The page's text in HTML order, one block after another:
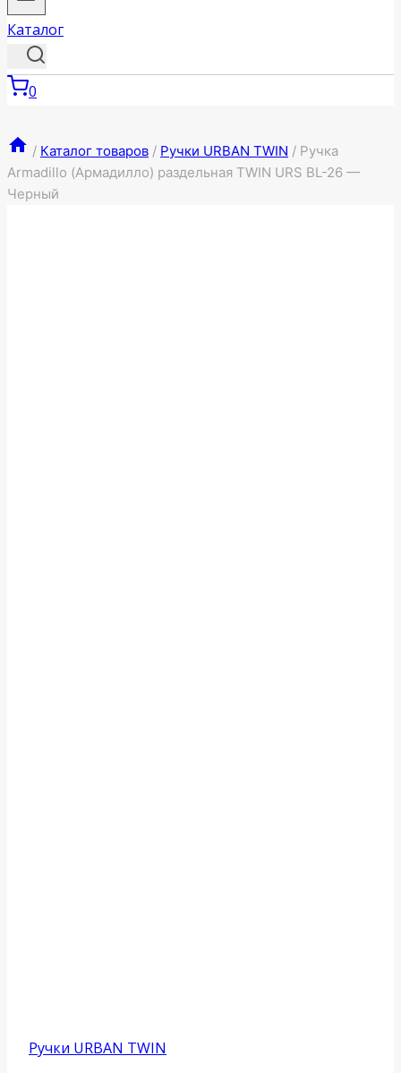
Каталог
0
/ Каталог товаров / Ручки URBAN TWIN / Ручка
Armadillo (Армадилло) раздельная TWIN URS BL-26 —
Черный
Ручки URBAN TWIN